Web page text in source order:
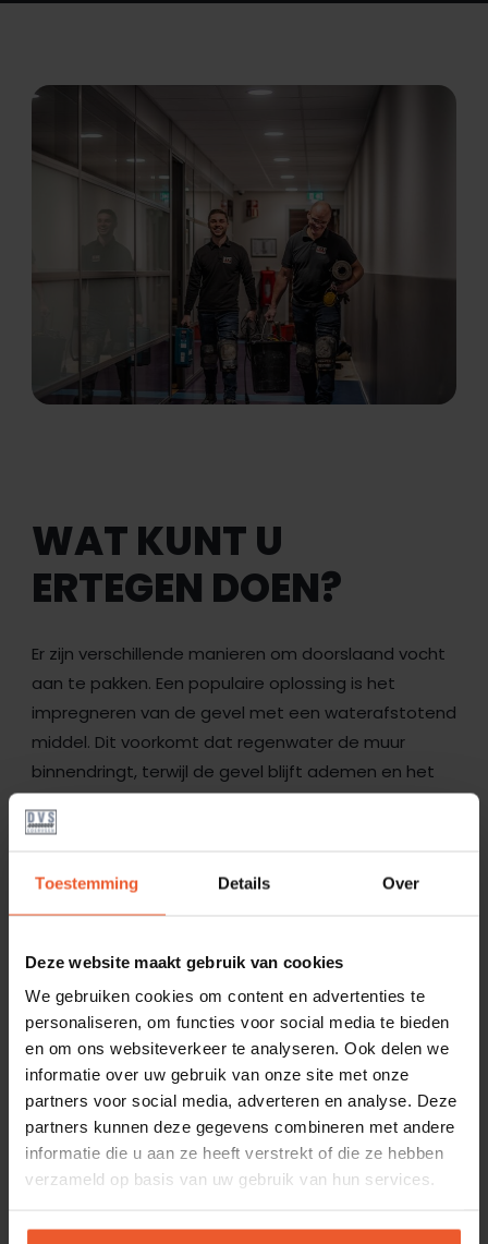
Toestemming Details Over
Deze website maakt gebruik van cookies
We gebruiken cookies om content en advertenties te
personaliseren, om functies voor social media te bieden
en om ons websiteverkeer te analyseren. Ook delen we
informatie over uw gebruik van onze site met onze
partners voor social media, adverteren en analyse. Deze
partners kunnen deze gegevens combineren met andere
informatie die u aan ze heeft verstrekt of die ze hebben
verzameld op basis van uw gebruik van hun services.
WAT KUNT U
ERTEGEN DOEN?
Er zijn verschillende manieren om doorslaand vocht
aan te pakken. Een populaire oplossing is het
impregneren van de gevel met een waterafstotend
middel. Dit voorkomt dat regenwater de muur
binnendringt, terwijl de gevel blijft ademen en het
vocht langzaam verdwijnt. Ook is het belangrijk om
beschadigd voegwerk te herstellen en scheuren in
vochtproblemen.
ANALYSE AANVRAGEN
VOORKOM